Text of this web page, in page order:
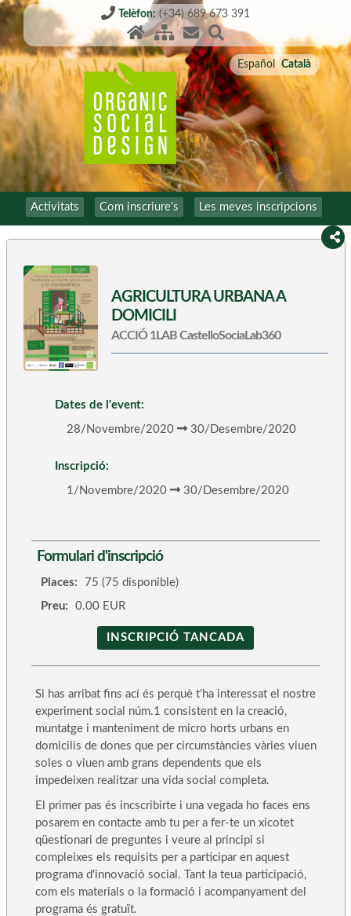
Telèfon: (+34) 689 673 391
Español Català
Activitats Com inscriure's Les meves inscripcions
AGRICULTURA URBANA A
DOMICILI
ACCIÓ 1LAB CastelloSociaLab360
Dates de l'event:
28/Novembre/2020 30/Desembre/2020
Inscripció:
1/Novembre/2020 30/Desembre/2020
Formulari d'inscripció
Places:
75 (75 disponible)
Preu:
0.00 EUR
INSCRIPCIÓ TANCADA
Si has arribat fins ací és perquè t'ha interessat el nostre
experiment social núm.1 consistent en la creació,
muntatge i manteniment de micro horts urbans en
domicilis de dones que per circumstàncies vàries viuen
soles o viuen amb grans dependents que els
impedeixen realitzar una vida social completa.
El primer pas és incscribirte i una vegada ho faces ens
posarem en contacte amb tu per a fer-te un xicotet
qüestionari de preguntes i veure al principi si
compleixes els requisits per a participar en aquest
programa d'innovació social. Tant la teua participació,
com els materials o la formació i acompanyament del
programa és gratuït.